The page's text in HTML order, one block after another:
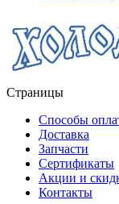
Страницы
Способы
Доставка
Запчасти
Сертификаты
Акции и
Контакты